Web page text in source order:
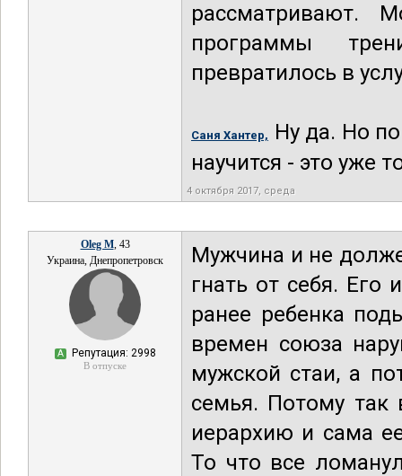
рассматривают.
программы
превратилось в
Саня Хантер,
Ну да. Но
научится - это уже
4 октября 2017, среда
Oleg M, 43
Украина, Днепропетровск
А Репутация: 2998
В отпуске
Мужчина и не
гнать от себя. Его
ранее ребенка
времен союза
мужской стаи, а
семья. Потому
иерархию и сама
То что все